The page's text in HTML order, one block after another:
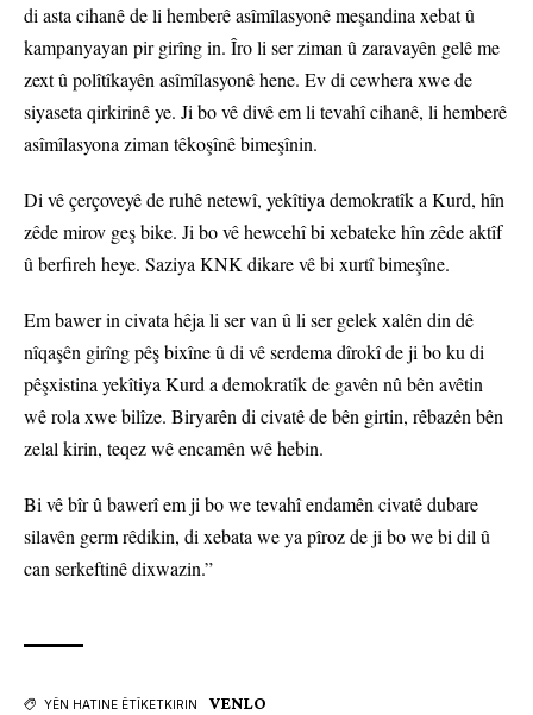
di asta cihanê de li hemberê asîmîlasyonê meşandina xebat û
kampanyayan pir girîng in. Îro li ser ziman û zaravayên gelê me
zext û polîtîkayên asîmîlasyonê hene. Ev di cewhera xwe de
siyaseta qirkirinê ye. Ji bo vê divê em li tevahî cihanê, li hemberê
asîmîlasyona ziman têkoşînê bimeşînin.
Di vê çerçoveyê de ruhê netewî, yekîtiya demokratîk a Kurd, hîn
zêde mirov geş bike. Ji bo vê hewcehî bi xebateke hîn zêde aktîf
û berfireh heye. Saziya KNK dikare vê bi xurtî bimeşîne.
Em bawer in civata hêja li ser van û li ser gelek xalên din dê
nîqaşên girîng pêş bixîne û di vê serdema dîrokî de ji bo ku di
pêşxistina yekîtiya Kurd a demokratîk de gavên nû bên avêtin
wê rola xwe bilîze. Biryarên di civatê de bên girtin, rêbazên bên
zelal kirin, teqez wê encamên wê hebin.
Bi vê bîr û bawerî em ji bo we tevahî endamên civatê dubare
silavên germ rêdikin, di xebata we ya pîroz de ji bo we bi dil û
can serkeftinê dixwazin.”
YÊN HATINE ÊTÎKETKIRIN VENLO